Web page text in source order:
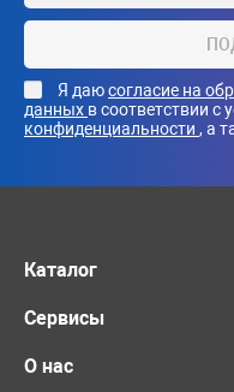
Я даюсогласие на
данных в соответствии с
конфиденциальности , а
Каталог
Сервисы
О нас